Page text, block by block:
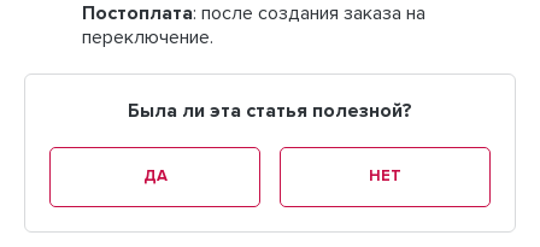
Постоплата: после создания заказа на
переключение.
Была ли эта статья полезной?
ДА НЕТ